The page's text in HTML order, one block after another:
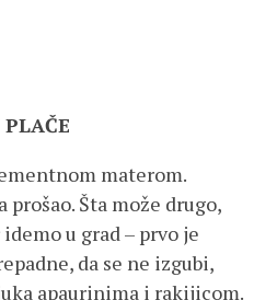
materom.
Šta može drugo,
u grad – prvo je
da se ne izgubi,
apaurinima i rakijicom.